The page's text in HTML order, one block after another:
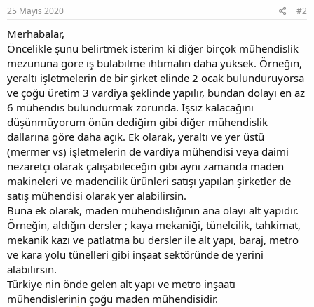
25 Mayıs 2020 #2
Merhabalar,
Öncelikle şunu belirtmek isterim ki diğer birçok mühendislik
mezununa göre iş bulabilme ihtimalin daha yüksek. Örneğin,
yeraltı işletmelerin de bir şirket elinde 2 ocak bulunduruyorsa
ve çoğu üretim 3 vardiya şeklinde yapılır, bundan dolayı en az
6 mühendis bulundurmak zorunda. İşsiz kalacağını
düşünmüyorum önün dediğim gibi diğer mühendislik
dallarına göre daha açık. Ek olarak, yeraltı ve yer üstü
(mermer vs) işletmelerin de vardiya mühendisi veya daimi
nezaretçi olarak çalışabileceğin gibi aynı zamanda maden
makineleri ve madencilik ürünleri satışı yapılan şirketler de
satış mühendisi olarak yer alabilirsin.
Buna ek olarak, maden mühendisliğinin ana olayı alt yapıdır.
Örneğin, aldığın dersler ; kaya mekaniği, tünelcilik, tahkimat,
mekanik kazı ve patlatma bu dersler ile alt yapı, baraj, metro
ve kara yolu tünelleri gibi inşaat sektöründe de yerini
alabilirsin.
Türkiye nin önde gelen alt yapı ve metro inşaatı
mühendislerinin çoğu maden mühendisidir.